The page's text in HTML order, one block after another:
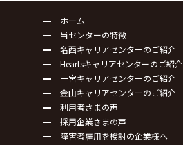
ホーム
当センターの特徴
名西キャリアセンターのご紹介
Heartsキャリアセンターのご紹介
一宮キャリアセンターのご紹介
金山キャリアセンターのご紹介
利用者さまの声
採用企業さまの声
障害者雇用を検討の企業様へ